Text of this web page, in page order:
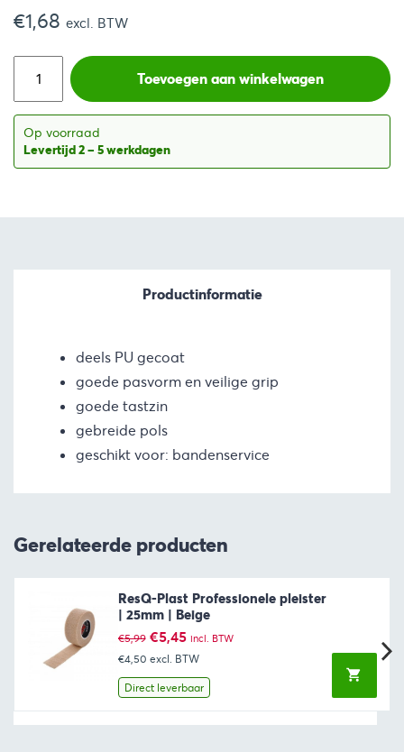
prijs
was:
€5,36.
is:
€1,68 excl. BTW
Toevoegen aan winkelwagen
Op voorraad
Levertijd 2 – 5 werkdagen
Productinformatie
deels PU gecoat
goede pasvorm en veilige grip
goede tastzin
gebreide pols
geschikt voor: bandenservice
Gerelateerde producten
ResQ-Plast Professionele pleister
| 25mm | Beige
€5,99 Oorspronkelijke
prijs
was:
€5,99.
€5,45Huidige
prijs
is:
€5,45.
incl. BTW
€4,50 excl. BTW
Direct leverbaar